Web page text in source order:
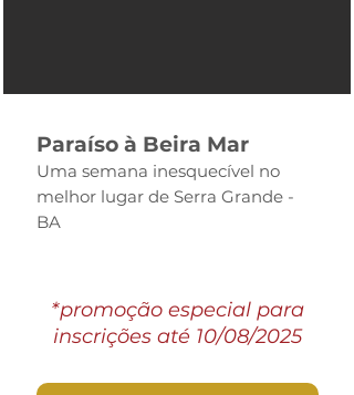
Paraíso à Beira Mar
Uma semana inesquecível no
melhor lugar de Serra Grande -
BA
*promoção especial para
inscrições até 10/08/2025